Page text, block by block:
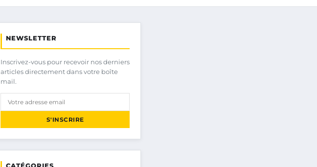
NEWSLETTER
Inscrivez-vous pour recevoir nos derniers
articles directement dans votre boîte
mail.
S'INSCRIRE